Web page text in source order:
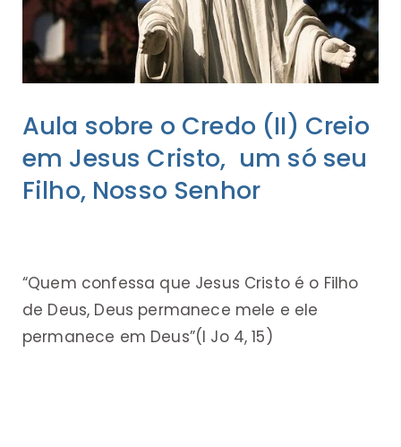
Aula sobre o Credo (II) Creio
em Jesus Cristo, um só seu
Filho, Nosso Senhor
“Quem confessa que Jesus Cristo é o Filho
de Deus, Deus permanece mele e ele
permanece em Deus”(I Jo 4, 15)